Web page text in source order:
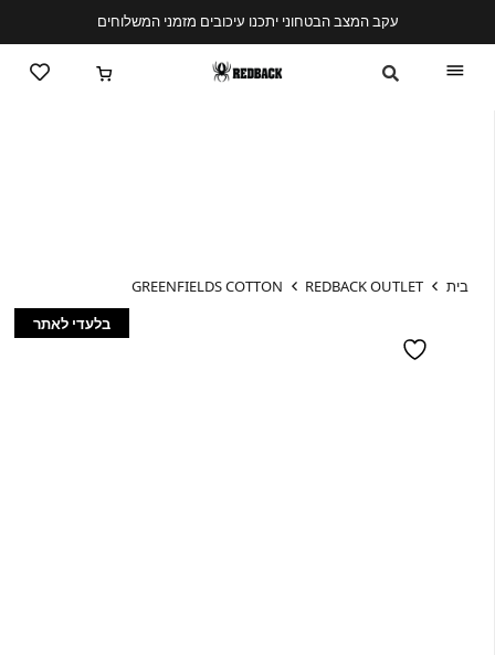
עקב המצב הבטחוני יתכנו עיכובים מזמני המשלוחים
בית REDBACK OUTLET
GREENFIELDS COTTON
בלעדי לאתר